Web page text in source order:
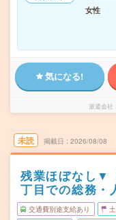
女性
気になる!
派遣会社
未読 掲載日 2026/08/08
残業ほぼなし▼
丁目での総務・
交通費別途支給あり